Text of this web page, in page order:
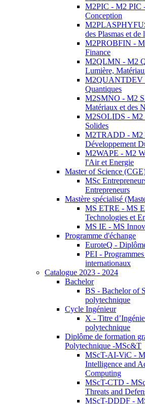
M2PIC - M2 PIC
Conception
des Plasmas et de
M2PROBFIN -
Finance
M2QLMN - M2
Lumière,
M2QUANTDEV
Quantiques
M2SMNO - M2
Matériaux et des
M2SOLIDS - M2
Solides
M2TRADD - M2
Développement
M2WAPE - M2
l'Air et Energie
Master of Science
MSc
Entrepreneurs
Mastère spécialisé
MS ETRE - MS
Technologies et
MS IE - MS
Programme d'échange
EuroteQ -
PEI -
internationaux
Catalogue 2023 - 2024
Bachelor
BS - Bachelor of
polytechnique
Cycle Ingénieur
X - Titre
polytechnique
Diplôme de formation
Polytechnique -MSc&T
MScT-AI-ViC -
Intelligence and
Computing
MScT-CTD -
Threats and
MScT-DDDF -